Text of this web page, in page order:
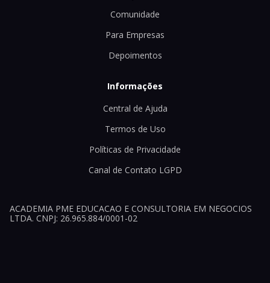
Comunidade
Para Empresas
Depoimentos
Informações
Central de Ajuda
Termos de Uso
Políticas de Privacidade
Canal de Contato LGPD
ACADEMIA PME EDUCACAO E CONSULTORIA EM NEGOCIOS
LTDA. CNPJ: 26.965.884/0001-02